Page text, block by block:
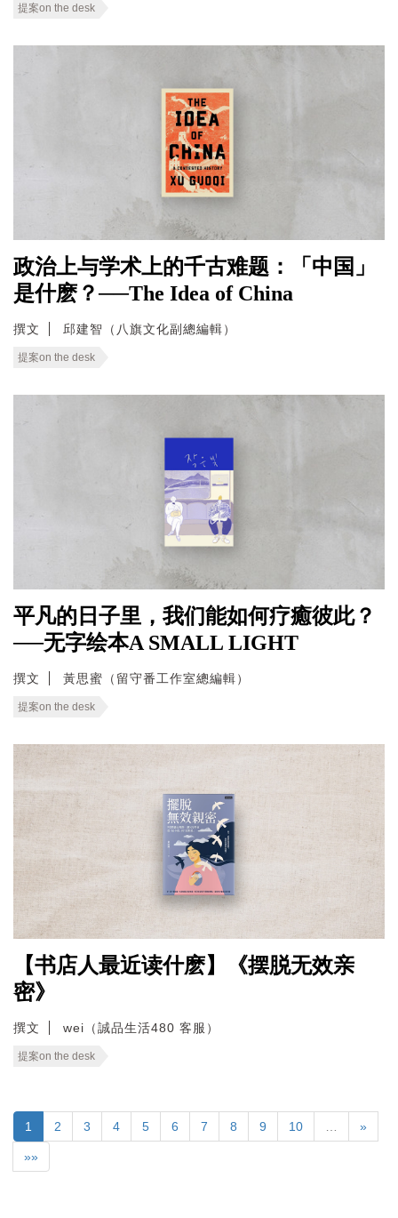
提案on the desk
政治上与学术上的千古难题：「中国」
是什麽？──The Idea of China
撰文 邱建智（八旗文化副總編輯）
提案on the desk
平凡的日子里，我们能如何疗癒彼此？
──无字绘本A SMALL LIGHT
撰文 黃思蜜（留守番工作室總編輯）
提案on the desk
【书店人最近读什麽】《摆脱无效亲
密》
撰文 wei（誠品生活480 客服）
提案on the desk
1 2 3 4 5 6 7 8 9 10 »
»»